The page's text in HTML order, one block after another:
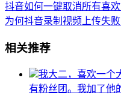
抖音如何一键取消所有喜欢
为何抖音录制视频上传失
相关推荐
我大二，喜欢一个
有粉丝团。我加了他